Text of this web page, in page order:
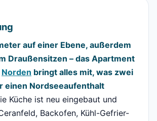
auf einer Ebene, außerdem
Draußensitzen – das Apartment
Norden bringt alles mit, was zwei
einen Nordseeaufenthalt
Küche ist neu eingebaut und
Backofen, Kühl-Gefrier-